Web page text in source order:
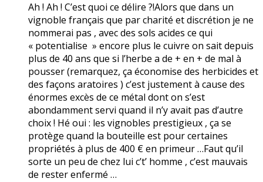
Ah ! Ah ! C’est quoi ce délire ?!Alors que dans un
vignoble français que par charité et discrétion je ne
nommerai pas , avec des sols acides ce qui
« potentialise » encore plus le cuivre on sait depuis
plus de 40 ans que si l’herbe a de + en + de mal à
pousser (remarquez, ça économise des herbicides et
des façons aratoires ) c’est justement à cause des
énormes excès de ce métal dont on s’est
abondamment servi quand il n’y avait pas d’autre
choix ! Hé oui : les vignobles prestigieux , ça se
protège quand la bouteille est pour certaines
propriétés à plus de 400 € en primeur …Faut qu’il
sorte un peu de chez lui c’t’ homme , c’est mauvais
de rester enfermé …